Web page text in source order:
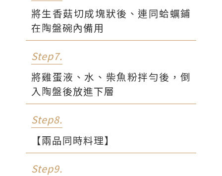
將生香菇切成塊狀後、連同蛤蠣鋪
在陶盤碗內備用
Step7.
將雞蛋液、水、柴魚粉拌勻後，倒
入陶盤後放進下層
Step8.
【兩品同時料理】
Step9.